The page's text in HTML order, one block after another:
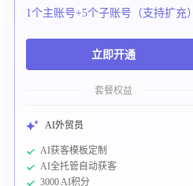
1个主账号+5个子账号（支持扩充）
立即开通
套餐权益
AI外贸员
AI获客模板定制
AI全托管自动获客
3000 AI积分